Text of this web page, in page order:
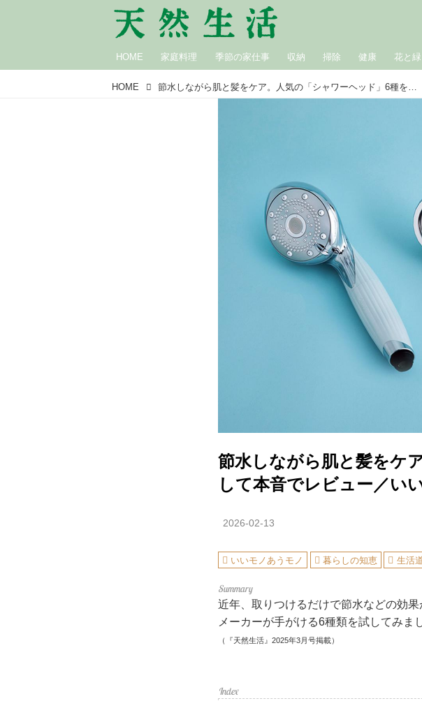
HOME 家庭料理 季節の家仕事 収納 掃除 健康 花と緑
HOME 節水しながら肌と髪をケア。人気の「シャワーヘッド」6種を試して本音でレビュー／いいモノあうモノ
節水しながら肌と髪をケ
して本音でレビュー／い
2026-02-13
いいモノあうモノ 暮らしの知恵 生活
近年、取りつけるだけで節水などの効果
メーカーが手がける6種類を試してみま
（『天然生活』2025年3月号掲載）